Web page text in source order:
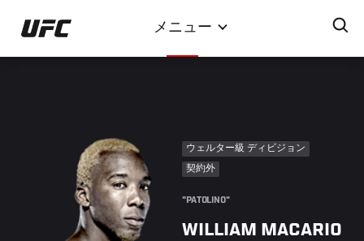
イ
ン
メニュー
ウェルター級 ディビジョン
契約外
"PATOLINO"
WILLIAM MACARIO